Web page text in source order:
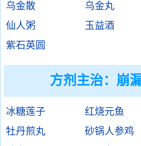
乌金散
乌金丸
仙人粥
玉益酒
紫石英圆
方剂主治： 崩
冰糖莲子
红烧元鱼
牡丹煎丸
砂锅人参鸡